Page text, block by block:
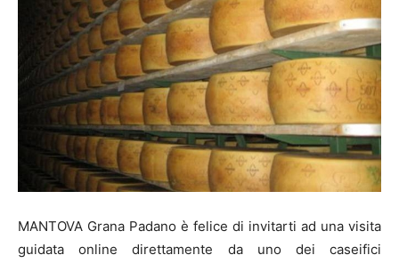
MANTOVA Grana Padano è felice di invitarti ad una visita
guidata online direttamente da uno dei caseifici